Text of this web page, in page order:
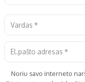
Noriu savo interneto